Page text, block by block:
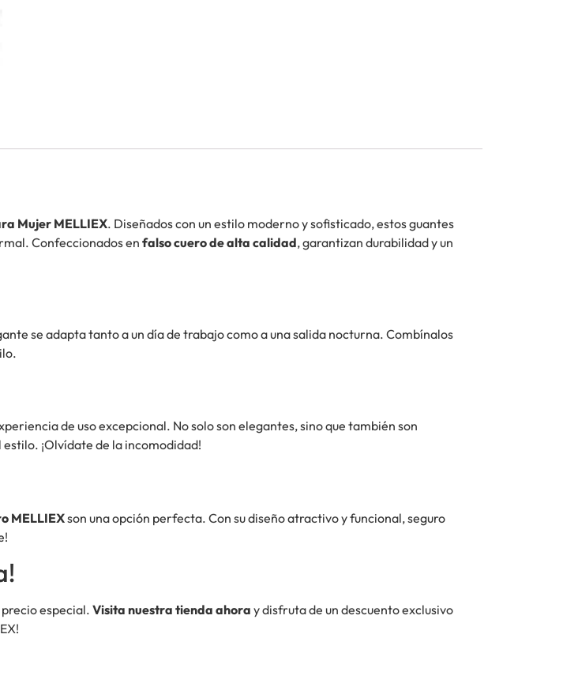
Mujer MELLIEX. Diseñados con un estilo moderno y sofisticado, estos guantes
Confeccionados en falso cuero de alta calidad, garantizan durabilidad y un
se adapta tanto a un día de trabajo como a una salida nocturna. Combínalos
de uso excepcional. No solo son elegantes, sino que también son
¡Olvídate de la incomodidad!
MELLIEXson una opción perfecta. Con su diseño atractivo y funcional, seguro
especial.Visita nuestra tienda ahora y disfruta de un descuento exclusivo